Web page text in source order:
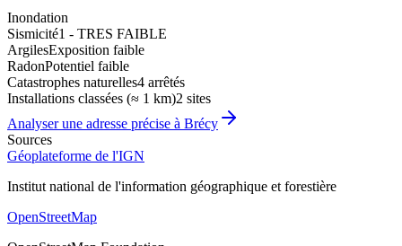
Inondation
Sismicité1 - TRES FAIBLE
ArgilesExposition faible
RadonPotentiel faible
Catastrophes naturelles4 arrêtés
Installations classées (≈ 1 km)2 sites
Analyser une adresse précise à Brécy
Sources
Géoplateforme de l'IGN
Institut national de l'information géographique et forestière
OpenStreetMap